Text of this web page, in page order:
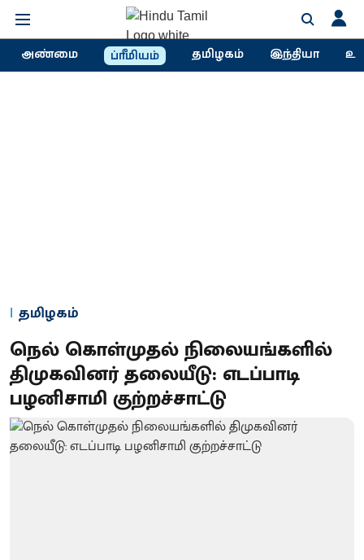
அண்மை ப்ரீமியம் தமிழகம் இந்தியா
தமிழகம்
நெல் கொள்முதல் நிலையங்களில்
திமுகவினர் தலையீடு: எடப்பாடி
பழனிசாமி குற்றச்சாட்டு